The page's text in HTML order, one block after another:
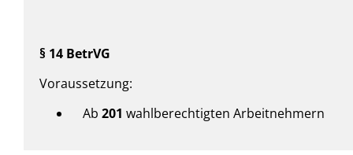
§ 14 BetrVG
Voraussetzung:
Ab 201 wahlberechtigten Arbeitnehmern